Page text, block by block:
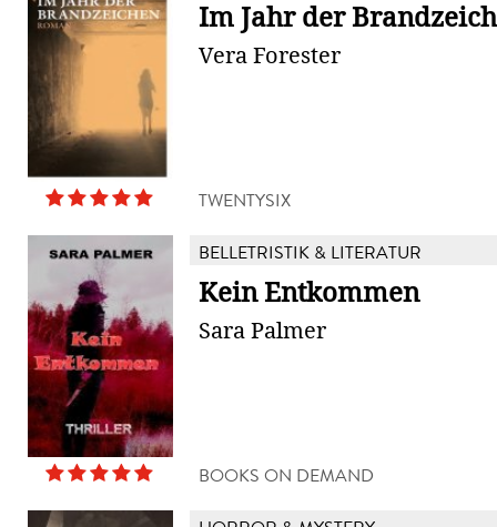
Im Jahr der
Vera Forester
TWENTYSIX
BELLETRISTIK & LITERATUR
Kein Entkommen
Sara Palmer
BOOKS ON DEMAND